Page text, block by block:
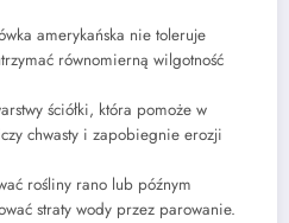
amerykańska nie toleruje
równomierną wilgotność
ściółki, która pomoże w
chwasty i zapobiegnie erozji
rośliny rano lub późnym
straty wody przez parowanie.